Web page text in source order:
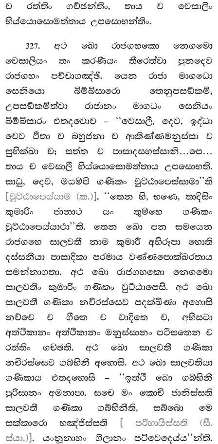
ච රත්තිං ගච්ඡන්තිං, තාය ච වෙසාලිං
භිය්යොසොමත්තාය උපසොභන්තිං.
327. අථ ඛො රාජගහකො නෙගමො
වෙසාලියං තං කරණීයං තීරෙත්වා පුනදෙව
රාජගහං පච්චාගඤ්ඡි. යෙන රාජා මාගධො
සෙනියො බිම්බිසාරො තෙනුපසඞ්කමි,
උපසඞ්කමිත්වා රාජානං මාගධං සෙනියං
බිම්බිසාරං එතදවොච – ‘‘වෙසාලී, දෙව, ඉද්ධා
චෙව ඵිතා ච බහුජනා ච ආකිණ්ණමනුස්සා ච
සුභික්ඛා ච; සත්ත ච පාසාදසහස්සානි…පෙ…
තාය ච වෙසාලී භිය්යොසොමත්තාය උපසොභති.
සාධු, දෙව, මයම්පි ගණිකං වුට්ඨාපෙස්සාමා’’ති
[වුට්ඨාපෙය්යාම (ක.)]. ‘‘තෙන හි, භණෙ, තාදිසිං
කුමාරිං ජානාථ යං තුම්හෙ ගණිකං
වුට්ඨාපෙය්යාථා’’ති. තෙන ඛො පන සමයෙන
රාජගහෙ සාලවතී නාමකුමාරී අභිරූපා හොති
දස්සනීයා පාසාදිකා පරමාය වණ්ණපොක්ඛරතාය
සමන්නාගතා. අථ ඛො රාජගහකො නෙගමො
සාලවතිං කුමාරිං ගණිකං වුට්ඨාපෙසි. අථ ඛො
සාලවතී ගණිකා නචිරස්සෙව පදක්ඛිණා අහොසි
නච්චෙ ච ගීතෙ ච වාදිතෙ ච, අභිසටා
අත්ථිකානං අත්ථිකානං මනුස්සානං පටිසතෙන ච
රත්තිං ගච්ඡති. අථ ඛො සාලවතී ගණිකා
නචිරස්සෙව ගබ්භිනී අහොසි. අථ ඛො සාලවතියා
ගණිකාය එතදහොසි – ‘‘ඉත්ථී ඛො ගබ්භිනී
පුරිසානං අමනාපා. සචෙ මං කොචි ජානිස්සති
සාලවතී ගණිකා ගබ්භිනීති, සබ්බො මෙ
සක්කාරො භඤ්ජිස්සති
[ පරිහායිස්සති (සී.
ස්යා.)]. යංනූනාහං ගිලානං පටිවෙදෙය්ය’’න්ති.